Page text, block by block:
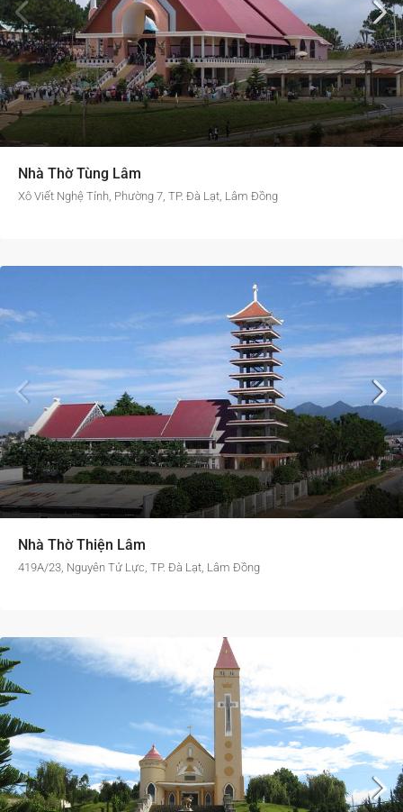
Nhà Thờ Tùng Lâm
Xô Viết Nghệ Tỉnh, Phường 7, TP. Đà Lạt, Lâm Đồng
Nhà Thờ Thiện Lâm
419A/23, Nguyên Tử Lực, TP. Đà Lạt, Lâm Đồng